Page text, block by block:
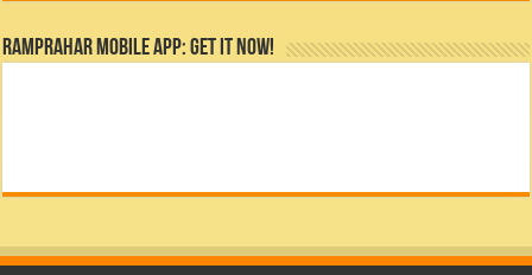
RamPrahar Mobile App: Get it Now!